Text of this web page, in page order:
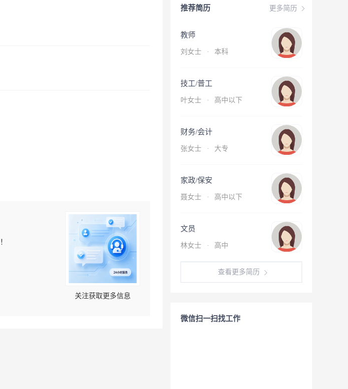
关注获取更多信息
更多简历
推荐简历
教师
刘女士 · 本科
技工/普工
叶女士 · 高中以下
财务/会计
张女士 · 大专
家政/保安
聂女士 · 高中以下
文员
林女士 · 高中
查看更多简历
微信扫一扫找工作